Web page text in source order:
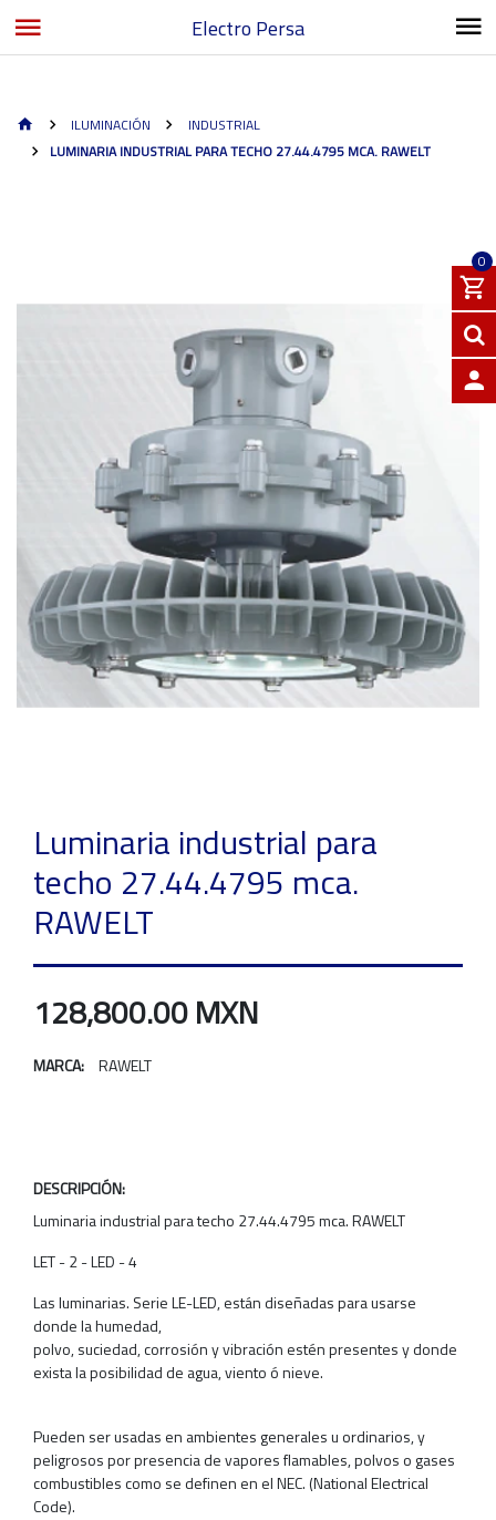
Electro Persa
0
ILUMINACIÓN
INDUSTRIAL
LUMINARIA INDUSTRIAL PARA TECHO 27.44.4795 MCA. RAWELT
Luminaria industrial para
techo 27.44.4795 mca.
RAWELT
128,800.00 MXN
MARCA: RAWELT
DESCRIPCIÓN:
Luminaria industrial para techo 27.44.4795 mca. RAWELT
LET - 2 - LED - 4
Las luminarias. Serie LE-LED, están diseñadas para usarse
donde la humedad,
polvo, suciedad, corrosión y vibración estén presentes y donde
exista la posibilidad de agua, viento ó nieve.
Pueden ser usadas en ambientes generales u ordinarios, y
peligrosos por presencia de vapores flamables, polvos o gases
combustibles como se definen en el NEC. (National Electrical
Code).